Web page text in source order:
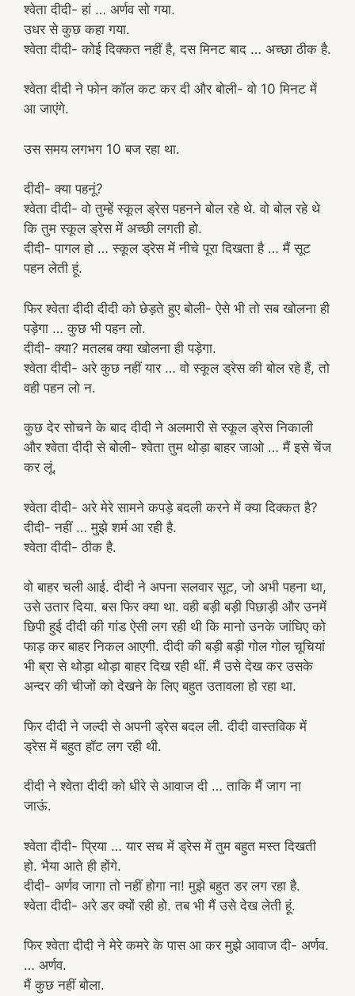
श्वेता दीदी- हां … अर्णव सो गया.
उधर से कुछ कहा गया.
श्वेता दीदी- कोई दिक्कत नहीं है, दस मिनट बाद … अच्छा ठीक है.
श्वेता दीदी ने फोन कॉल कट कर दी और बोली- वो 10 मिनट में
आ जाएंगे.
उस समय लगभग 10 बज रहा था.
दीदी- क्या पहनूं?
श्वेता दीदी- वो तुम्हें स्कूल ड्रेस पहनने बोल रहे थे. वो बोल रहे थे
कि तुम स्कूल ड्रेस में अच्छी लगती हो.
दीदी- पागल हो … स्कूल ड्रेस में नीचे पूरा दिखता है … मैं सूट
पहन लेती हूं.
फिर श्वेता दीदी दीदी को छेड़ते हुए बोली- ऐसे भी तो सब खोलना ही
पड़ेगा … कुछ भी पहन लो.
दीदी- क्या? मतलब क्या खोलना ही पड़ेगा.
श्वेता दीदी- अरे कुछ नहीं यार … वो स्कूल ड्रेस की बोल रहे हैं, तो
वही पहन लो न.
कुछ देर सोचने के बाद दीदी ने अलमारी से स्कूल ड्रेस निकाली
और श्वेता दीदी से बोली- श्वेता तुम थोड़ा बाहर जाओ … मैं इसे चेंज
कर लूं.
श्वेता दीदी- अरे मेरे सामने कपड़े बदली करने में क्या दिक्कत है?
दीदी- नहीं … मुझे शर्म आ रही है.
श्वेता दीदी- ठीक है.
वो बाहर चली आई. दीदी ने अपना सलवार सूट, जो अभी पहना था,
उसे उतार दिया. बस फिर क्या था. वही बड़ी बड़ी पिछाड़ी और उनमें
छिपी हुई दीदी की गांड ऐसी लग रही थी कि मानो उनके जांघिए को
फाड़ कर बाहर निकल आएगी. दीदी की बड़ी बड़ी गोल गोल चूचियां
भी ब्रा से थोड़ा थोड़ा बाहर दिख रही थीं. मैं उसे देख कर उसके
अन्दर की चीजों को देखने के लिए बहुत उतावला हो रहा था.
फिर दीदी ने जल्दी से अपनी ड्रेस बदल ली. दीदी वास्तविक में
ड्रेस में बहुत हॉट लग रही थी.
दीदी ने श्वेता दीदी को धीरे से आवाज दी … ताकि मैं जाग ना
जाऊं.
श्वेता दीदी- प्रिया … यार सच में ड्रेस में तुम बहुत मस्त दिखती
हो. भैया आते ही होंगे.
दीदी- अर्णव जागा तो नहीं होगा ना! मुझे बहुत डर लग रहा है.
श्वेता दीदी- अरे डर क्यों रही हो. तब भी मैं उसे देख लेती हूं.
फिर श्वेता दीदी ने मेरे कमरे के पास आ कर मुझे आवाज दी- अर्णव.
… अर्णव.
मैं कुछ नहीं बोला.